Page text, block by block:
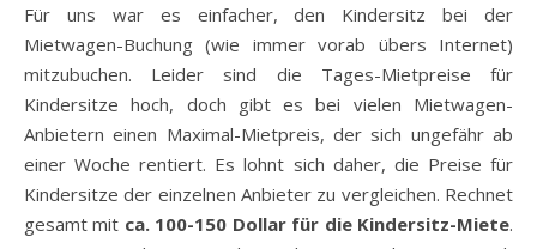
Für uns war es einfacher, den Kindersitz bei der
Mietwagen-Buchung (wie immer vorab übers Internet)
mitzubuchen. Leider sind die Tages-Mietpreise für
Kindersitze hoch, doch gibt es bei vielen Mietwagen-
Anbietern einen Maximal-Mietpreis, der sich ungefähr ab
einer Woche rentiert. Es lohnt sich daher, die Preise für
Kindersitze der einzelnen Anbieter zu vergleichen. Rechnet
gesamt mit ca. 100-150 Dollar für die Kindersitz-Miete.